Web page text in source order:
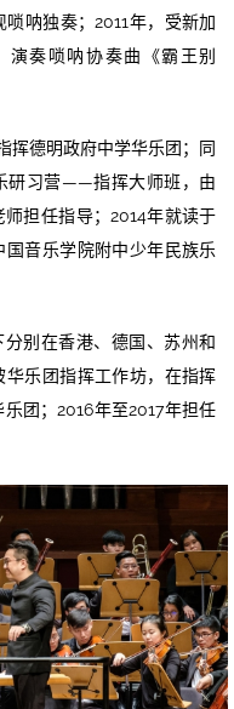
呐独奏；2011年，受新加
奏唢呐协奏曲《霸王别
挥德明政府中学华乐团；同
研习营——指挥大师班，由
担任指导；2014年就读于
音乐学院附中少年民族乐
别在香港、德国、苏州和
乐团指挥工作坊，在指挥
团；2016年至2017年担任